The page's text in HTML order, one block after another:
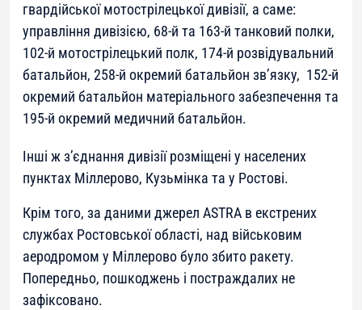
гвардійської мотострілецької дивізії, а саме:
управління дивізією, 68-й та 163-й танковий полки,
102-й мотострілецький полк, 174-й розвідувальний
батальйон, 258-й окремий батальйон зв’язку, 152-й
окремий батальйон матеріального забезпечення та
195-й окремий медичний батальйон.
Інші ж з’єднання дивізії розміщені у населених
пунктах Міллерово, Кузьмінка та у Ростові.
Крім того, за даними джерел ASTRA в екстрених
службах Ростовської області, над військовим
аеродромом у Міллерово було збито ракету.
Попередньо, пошкоджень і постраждалих не
зафіксовано.